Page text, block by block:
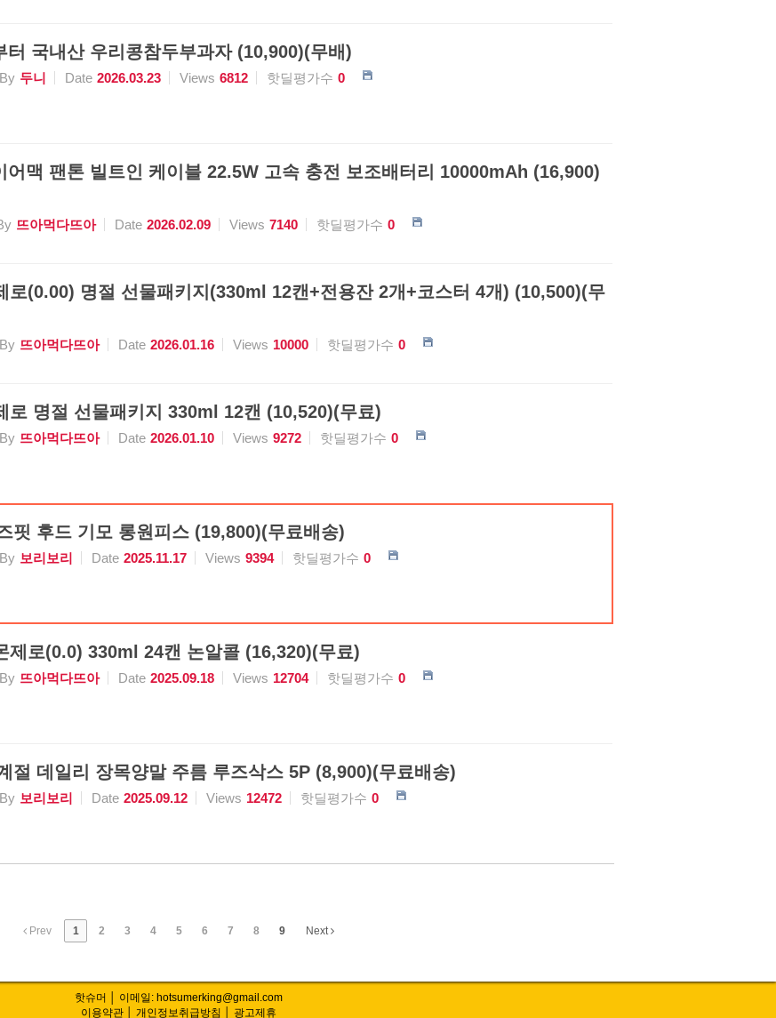
터 국내산 우리콩참두부과자 (10,900)(무배)
By 두니 Date 2026.03.23 Views 6812 핫딜평가수 0
어맥 팬톤 빌트인 케이블 22.5W 고속 충전 보조배터리 10000mAh (16,900)
뜨아먹다뜨아 Date 2026.02.09 Views 7140 핫딜평가수 0
로(0.00) 명절 선물패키지(330ml 12캔+전용잔 2개+코스터 4개) (10,500)(무
By 뜨아먹다뜨아 Date 2026.01.16 Views 10000 핫딜평가수 0
로 명절 선물패키지 330ml 12캔 (10,520)(무료)
By 뜨아먹다뜨아 Date 2026.01.10 Views 9272 핫딜평가수 0
핏 후드 기모 롱원피스 (19,800)(무료배송)
By 보리보리 Date 2025.11.17 Views 9394 핫딜평가수 0
제로(0.0) 330ml 24캔 논알콜 (16,320)(무료)
By 뜨아먹다뜨아 Date 2025.09.18 Views 12704 핫딜평가수 0
절 데일리 장목양말 주름 루즈삭스 5P (8,900)(무료배송)
By 보리보리 Date 2025.09.12 Views 12472 핫딜평가수 0
Prev 1 2 3 4 5 6 7 8 9 Next
핫슈머 │ 이메일: hotsumerking@gmail.com
이용약관
개인정보취급방침 광고제휴